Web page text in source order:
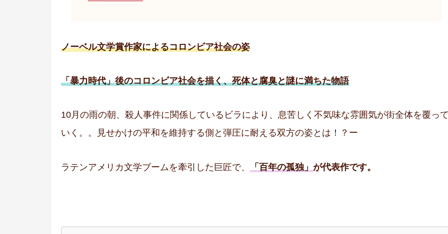
ノーベル文学賞作家によるコロンビア社会の姿
「暴力時代」後のコロンビア社会を描く、死体と腐臭と謎に満ちた物語
10月の雨の朝、殺人事件に関係しているビラにより、息苦しく不気味な雰囲気が街全体を覆っ
いく。。見せかけの平和を維持する側と弾圧に耐える双方の姿とは！？ー
ラテンアメリカ文学ブームを牽引した巨匠で、 「百年の孤独」 が代表作です。